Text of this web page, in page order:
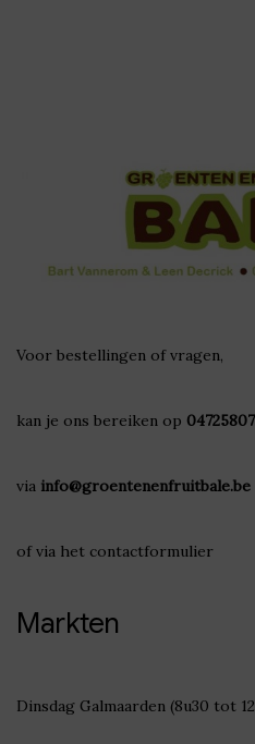
Voor bestellingen of vragen,
kan je ons bereiken op
via info@groentenenfruitbale.be
of via het contactformulier
Markten
Dinsdag Galmaarden (8u30 tot